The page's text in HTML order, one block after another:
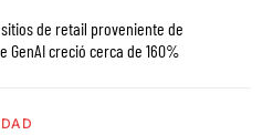
de retail proveniente de
GenAI creció cerca de 160%